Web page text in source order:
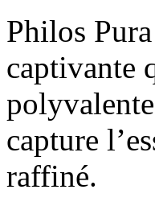
Philos
captivante
capture
raffiné.